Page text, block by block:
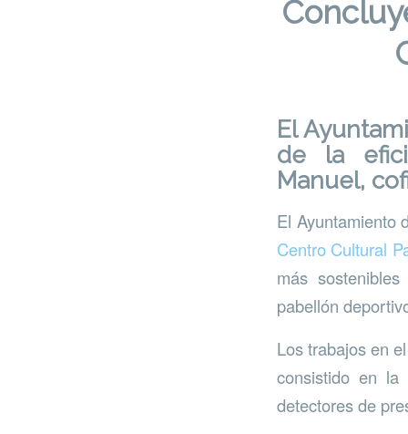
El
de la
Manuel,
El Ayuntamiento
Centro Cultural
más
pabellón
Los trabajos en
consistido en
detectores de